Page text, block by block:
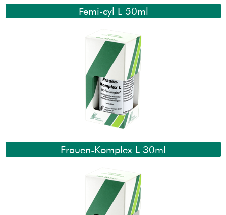
Femi-cyl L 50ml
Frauen-Komplex L 30ml